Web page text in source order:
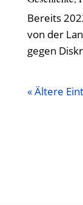
Bereits
von der
gegen
« Ältere